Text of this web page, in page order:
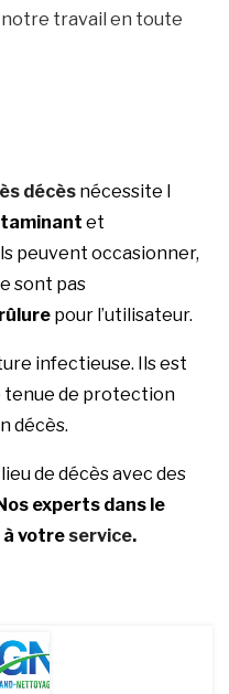
notre travail en toute
décès nécessite l
et
peuvent occasionner,
sont pas
pour l’utilisateur.
infectieuse. Ils est
tenue de protection
décès.
de décès avec des
experts dans le
votre service.